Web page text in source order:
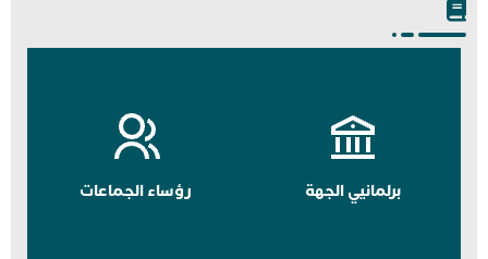
برلمانيي الجهة رؤساء الجماعات